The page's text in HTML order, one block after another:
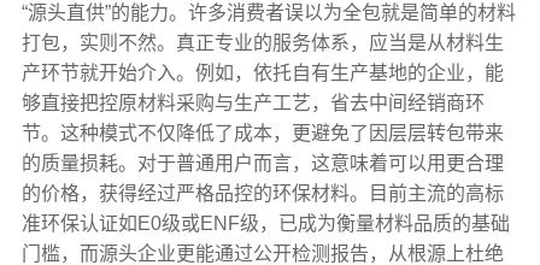
“源头直供”的能力。许多消费者误以为全包就是简单的材料
打包，实则不然。真正专业的服务体系，应当是从材料生
产环节就开始介入。例如，依托自有生产基地的企业，能
够直接把控原材料采购与生产工艺，省去中间经销商环
节。这种模式不仅降低了成本，更避免了因层层转包带来
的质量损耗。对于普通用户而言，这意味着可以用更合理
的价格，获得经过严格品控的环保材料。目前主流的高标
准环保认证如E0级或ENF级，已成为衡量材料品质的基础
门槛，而源头企业更能通过公开检测报告，从根源上杜绝